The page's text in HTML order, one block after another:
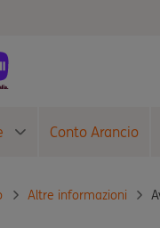
Conto Arancio
Altre informazioni